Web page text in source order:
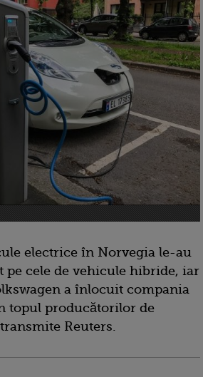
electrice în Norvegia le-au
pe cele de vehicule hibride, iar
a înlocuit compania
topul producătorilor de
Reuters.